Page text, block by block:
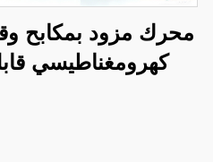
محرك مزود بمكابح
كهرومغناطيسي